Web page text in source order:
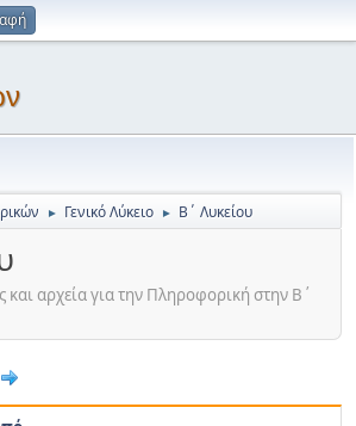
► Γενικό Λύκειο ► Β΄ Λυκείου
και αρχεία για την Πληροφορική στην Β΄